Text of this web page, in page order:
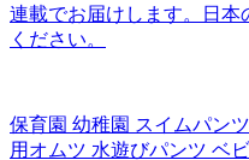
連載でお届けします。日
ください。
保育園 幼稚園 スイムパン
用オムツ 水遊びパンツ ベ